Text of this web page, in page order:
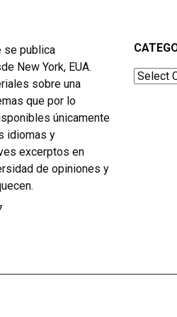
se publica
New York, EUA.
sobre una
que por lo
únicamente
idiomas y
excerptos en
de opiniones y